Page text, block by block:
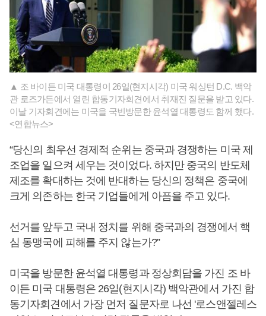
▲ 조 바이든 미국 대통령이 26일(현지시각) 미국 워싱턴 D.C. 백악
관 로즈가든에서 열린 합동기자회견에서 취재진 질문을 받고 있다.
이날 기자회견에는 미국을 국빈방문한 윤석열 대통령도 함께 했다.
<연합뉴스>
“당신의 최우선 경제적 순위는 중국과 경쟁하는 미국 제
조업을 일으켜 세우는 것이었다. 하지만 중국의 반도체
제조를 확대하는 것에 반대하는 당신의 정책은 중국에
크게 의존하는 한국 기업들에게 아픔을 주고 있다.
선거를 앞두고 국내 정치를 위해 중국과의 경쟁에서 핵
심 동맹국에 피해를 주지 않는가?”
미국을 방문한 윤석열 대통령과 정상회담을 가진 조 바
이든 미국 대통령은 26일(현지시각) 백악관에서 가진 합
동기자회견에서 가장 먼저 질문자로 나선 '로스앤젤레스